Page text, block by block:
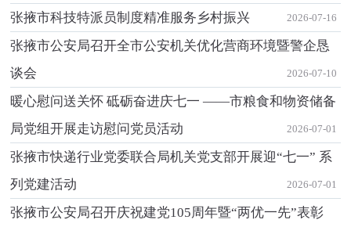
张掖市科技特派员制度精准服务乡村振兴 2026-07-16
张掖市公安局召开全市公安机关优化营商环境暨警企恳
谈会
2026-07-10
暖心慰问送关怀 砥砺奋进庆七一 ——市粮食和物资储备
局党组开展走访慰问党员活动
2026-07-01
张掖市快递行业党委联合局机关党支部开展迎“七一” 系
列党建活动
2026-07-01
张掖市公安局召开庆祝建党105周年暨“两优一先”表彰